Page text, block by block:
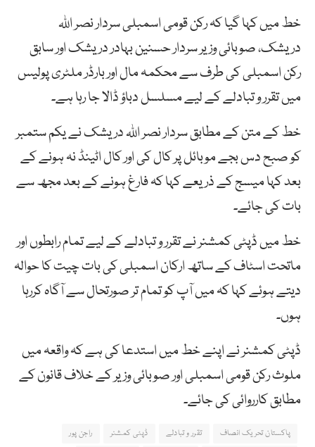
خط میں کہا گیا کہ رکن قومی اسمبلی سردار نصر اللہ
دریشک، صوبائی وزیر سردار حسنین بہادر دریشک اور سابق
رکن اسمبلی کی طرف سے محکمہ مال اور بارڈر ملٹری پولیس
میں تقرر و تبادلے کے لیے مسلسل دباؤ ڈالا جا رہا ہے۔
خط کے متن کے مطابق سردار نصر اللہ دریشک نے یکم ستمبر
کو صبح دس بجے موبائل پر کال کی اور کال اٹینڈ نہ ہونے کے
بعد کہا میسج کے ذریعے کہا کہ فارغ ہونے کے بعد مجھ سے
بات کی جائے۔
خط میں ڈپٹی کمشنر نے تقرر و تبادلے کے لیے تمام رابطوں اور
ماتحت اسٹاف کے ساتھ ارکان اسمبلی کی بات چیت کا حوالہ
دیتے ہوئے کہا کہ میں آپ کو تمام تر صورتحال سے آگاہ کررہا
ہوں۔
ڈپٹی کمشنر نے اپنے خط میں استدعا کی ہے کہ واقعہ میں
ملوث رکن قومی اسمبلی اور صوبائی وزیر کے خلاف قانون کے
مطابق کارروائی کی جائے۔
پاکستان تحریک انصاف تقرر و تبادلے ڈپٹی کمشنر
راجن پور